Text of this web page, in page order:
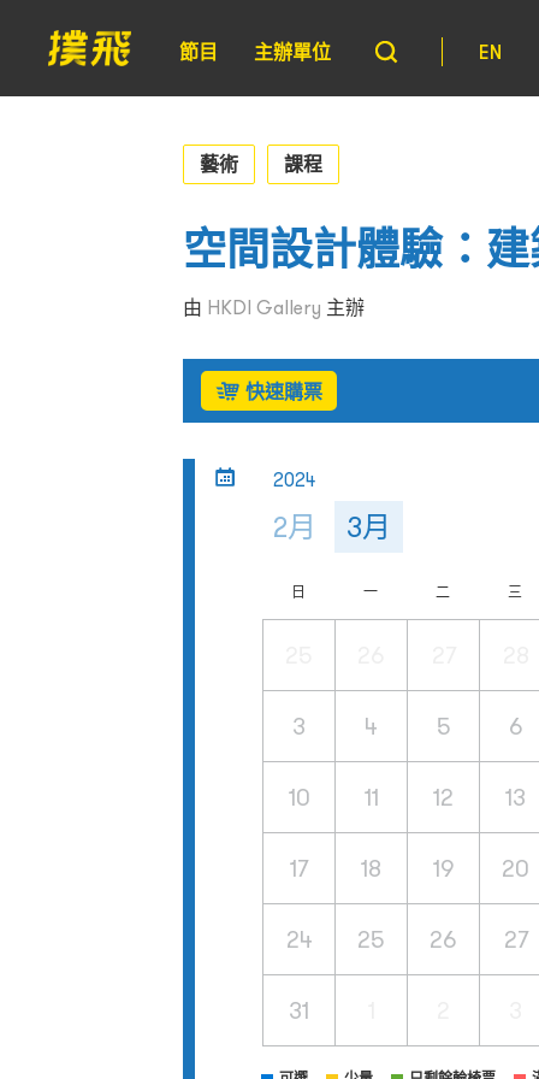
節目 主辦單位 EN
藝術 課程
空間設計體驗：
由 HKDI Gallery 主辦
快速購票
2024
2月 3月
日 一 二 三
3 4 5 6
10 11 12 13
17 18 19 20
24 25 26 27
31